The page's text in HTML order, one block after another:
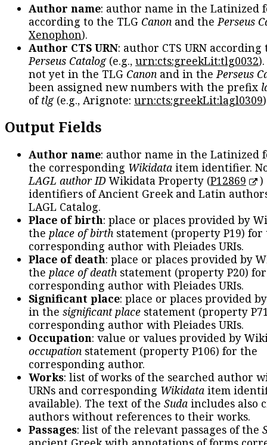
Author name: author name in the Latinized
according to the TLG Canon and thePerseus
Xenophon).
Author CTS URN: author CTS URN according
Perseus Catalog(e.g., urn:cts:greekLit:tlg0032
not yet in the TLG Canon and in thePerseus
been assigned new numbers with the prefix
oftlg(e.g., Arignote: urn:cts:greekLit:lagl0309
Output Fields
Author name: author name in the Latinized
the corresponding Wikidata item identifier.
LAGL author IDWikidata Property (P12869
)
identifiers of Ancient Greek and Latin
LAGL Catalog.
Place of birth: place or places provided by
the place of birth statement (property P19) for
corresponding author with Pleiades URIs.
Place of death: place or places provided by
the place of death statement (property P20)
corresponding author with Pleiades URIs.
Significant place: place or places provided
in the significant place statement (property
corresponding author with Pleiades URIs.
Occupation: value or values provided by
occupation statement (property P106) for the
corresponding author.
Works: list of works of the searched author
URNs and corresponding Wikidata item
available). The text of the Suda includes also
authors without references to their works.
Passages: list of the relevant passages of the